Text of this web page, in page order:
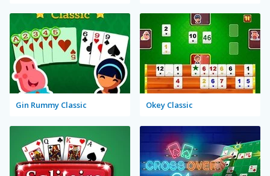
Gin Rummy Classic Okey Classic